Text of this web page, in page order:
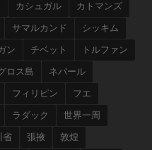
カシュガル カトマンズ
サマルカンド シッキム
ン チベット トルファン
ロス島 ネパール
フィリピン フエ
ラダック 世界一周
省 張掖 敦煌